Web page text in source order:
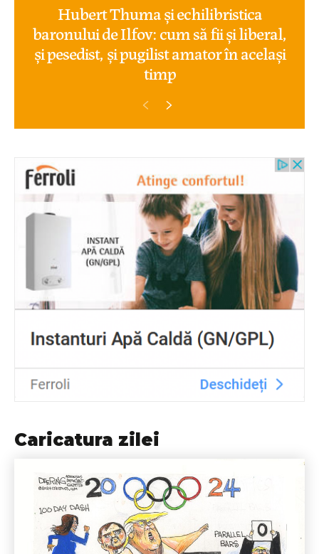
Hubert Thuma și echilibristica
baronului de Ilfov: cum să fii și liberal,
și pesedist, și pugilist amator în același
timp
Caricatura zilei